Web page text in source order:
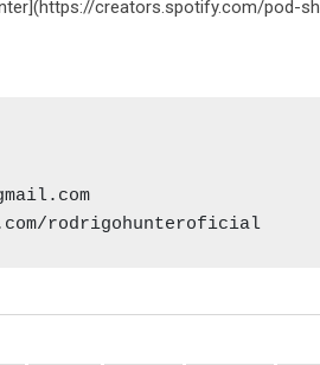
creators.spotify.com/pod-
rodrigohunteroficial